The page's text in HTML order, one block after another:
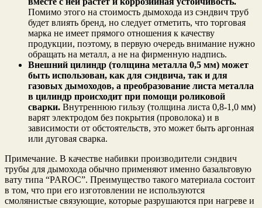
Помимо этого на стоимость дымохода из сэндвич труб
будет влиять бренд, но следует отметить, что торговая
марка не имеет прямого отношения к качеству
продукции, поэтому, в первую очередь внимание нужно
обращать на металл, а не на фирменную надпись.
Внешний цилиндр (толщина металла 0,5 мм) может
быть использован, как для сэндвича, так и для
газовых дымоходов, а преобразование листа металла
в цилиндр происходит при помощи роликовой
сварки. Внутреннюю гильзу (толщина листа 0,8-1,0 мм)
варят электродом без покрытия (проволока) и в
зависимости от обстоятельств, это может быть аргонная
или дуговая сварка.
Примечание. В качестве набивки производители сэндвич
трубы для дымохода обычно применяют именно базальтовую
вату типа “PAROC”. Преимущество такого материала состоит
в том, что при его изготовлении не используются
смолянистые связующие, которые разрушаются при нагреве и